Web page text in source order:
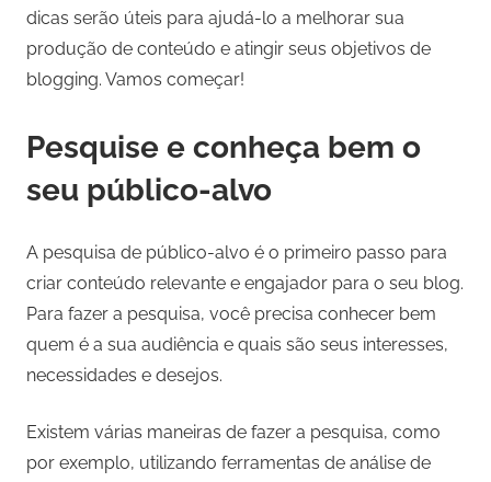
dicas serão úteis para ajudá-lo a melhorar sua
produção de conteúdo e atingir seus objetivos de
blogging. Vamos começar!
Pesquise e conheça bem o
seu público-alvo
A pesquisa de público-alvo é o primeiro passo para
criar conteúdo relevante e engajador para o seu blog.
Para fazer a pesquisa, você precisa conhecer bem
quem é a sua audiência e quais são seus interesses,
necessidades e desejos.
Existem várias maneiras de fazer a pesquisa, como
por exemplo, utilizando ferramentas de análise de